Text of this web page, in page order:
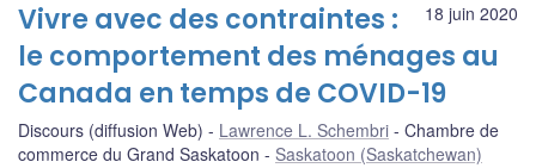
18 juin 2020
Vivre avec des contraintes :
le comportement des ménages au
Canada en temps de COVID-19
Discours (diffusion Web) Lawrence L. Schembri
Chambre de
commerce du Grand Saskatoon
Saskatoon (Saskatchewan)